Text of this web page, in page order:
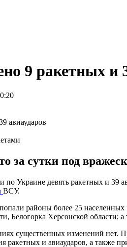
9 ракетных и
за сутки под
по Украине девять ракетных и
ВСУ.
районы более 25
Белогорка Херсонской
существенных изменений нет.
ракетных и авиаударов, а также